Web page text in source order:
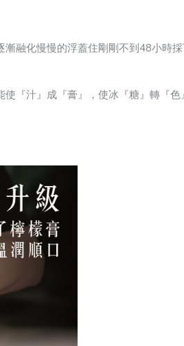
融化慢慢的浮蓋住剛剛不到48小時
『汁』成『膏』，使冰『糖』轉『色